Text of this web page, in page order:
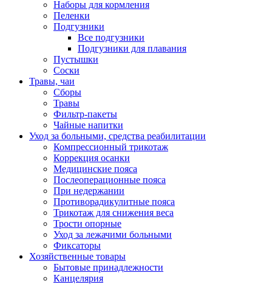
Наборы для кормления
Пеленки
Подгузники
Все подгузники
Подгузники для плавания
Пустышки
Соски
Травы, чаи
Сборы
Травы
Фильтр-пакеты
Чайные напитки
Уход за больными, средства реабилитации
Компрессионный трикотаж
Коррекция осанки
Медицинские пояса
Послеоперационные пояса
При недержании
Противорадикулитные пояса
Трикотаж для снижения веса
Трости опорные
Уход за лежачими больными
Фиксаторы
Хозяйственные товары
Бытовые принадлежности
Канцелярия